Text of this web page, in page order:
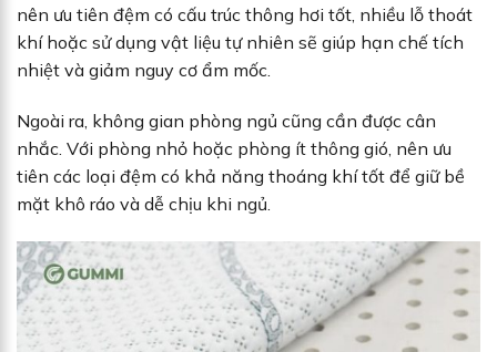
nên ưu tiên đệm có cấu trúc thông hơi tốt, nhiều lỗ thoát
khí hoặc sử dụng vật liệu tự nhiên sẽ giúp hạn chế tích
nhiệt và giảm nguy cơ ẩm mốc.
Ngoài ra, không gian phòng ngủ cũng cần được cân
nhắc. Với phòng nhỏ hoặc phòng ít thông gió, nên ưu
tiên các loại đệm có khả năng thoáng khí tốt để giữ bề
mặt khô ráo và dễ chịu khi ngủ.